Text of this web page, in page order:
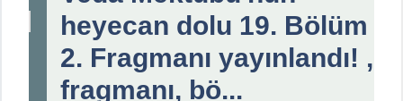
heyecan dolu 19. Bölüm
2. Fragmanı yayınlandı! ,
fragmanı, bö...